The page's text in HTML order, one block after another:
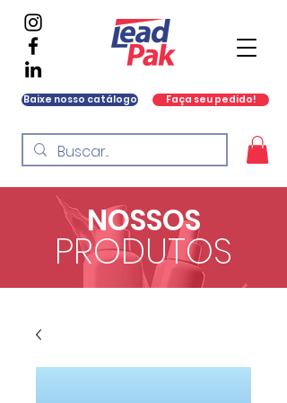
Baixe nosso catálogo Faça seu pedido!
NOSSOS
PRODUTOS